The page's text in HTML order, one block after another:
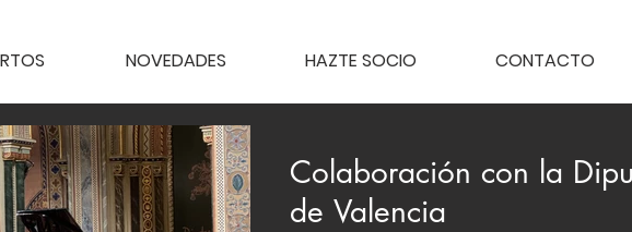
NOVEDADES HAZTE SOCIO CONTACTO
Colaboración con la
de Valencia